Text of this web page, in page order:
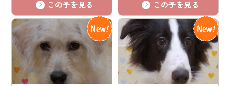
この子を見る この子を見る